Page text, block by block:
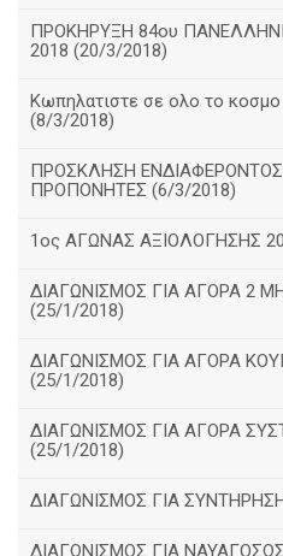
ΠΡΟΚΗΡΥΞΗ 84ου
2018 (20/3/2018)
Κωπηλατιστε σε ολο το κοσμο
(8/3/2018)
ΠΡΟΣΚΛΗΣΗ
ΠΡΟΠΟΝΗΤΕΣ (6/3/2018)
1ος ΑΓΩΝΑΣ ΑΞΙΟΛΟΓΗΣΗΣ
ΔΙΑΓΩΝΙΣΜΟΣ ΓΙΑ ΑΓΟΡΑ 2
(25/1/2018)
ΔΙΑΓΩΝΙΣΜΟΣ ΓΙΑ ΑΓΟΡΑ
(25/1/2018)
ΔΙΑΓΩΝΙΣΜΟΣ ΓΙΑ ΑΓΟΡΑ
(25/1/2018)
ΔΙΑΓΩΝΙΣΜΟΣ ΓΙΑ
ΔΙΑΓΩΝΙΣΜΟΣ ΓΙΑ